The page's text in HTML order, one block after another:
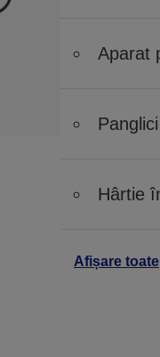
Aparat
Hârtie
Afișare toate